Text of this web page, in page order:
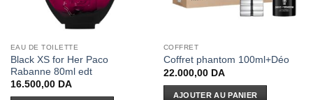
EAU DE TOILETTE
Black XS for Her Paco
Rabanne 80ml edt
16.500,00 DA
COFFRET
Coffret phantom 100ml+Déo
22.000,00 DA
AJOUTER AU PANIER